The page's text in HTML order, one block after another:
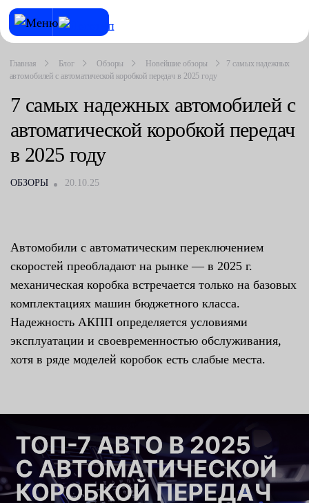
Главная Блог Обзоры Новейшие обзоры
7 самых надежных
автомобилей с автоматической коробкой передач в 2025 году
7 самых надежных автомобилей с
автоматической коробкой передач
в 2025 году
ОБЗОРЫ 20.10.25
Автомобили с автоматическим переключением
скоростей преобладают на рынке — в 2025 г.
механическая коробка встречается только на базовых
комплектациях машин бюджетного класса.
Надежность АКПП определяется условиями
эксплуатации и своевременностью обслуживания,
хотя в ряде моделей коробок есть слабые места.